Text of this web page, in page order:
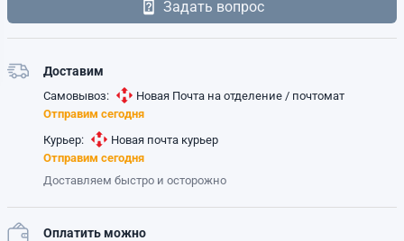
Задать вопрос
Доставим
Самовывоз:
Новая Почта на отделение / почтомат
Отправим сегодня
Курьер:
Новая почта курьер
Отправим сегодня
Доставляем быстро и осторожно
Оплатить можно